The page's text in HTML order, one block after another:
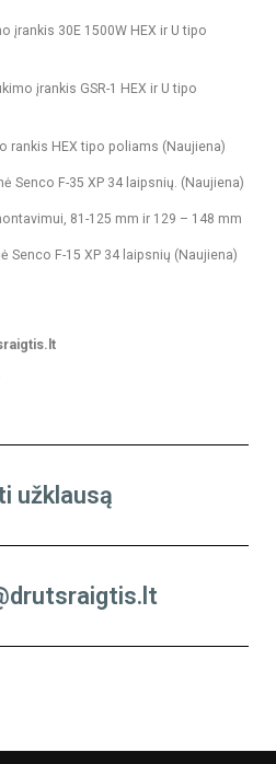
įrankis 30E 1500W HEX ir U tipo
įrankis GSR-1 HEX ir U tipo
rankis HEX tipo poliams (Naujiena)
F-35 XP 34 laipsnių. (Naujiena)
81-125 mm ir 129 – 148 mm
F-15 XP 34 laipsnių (Naujiena)
užklausą